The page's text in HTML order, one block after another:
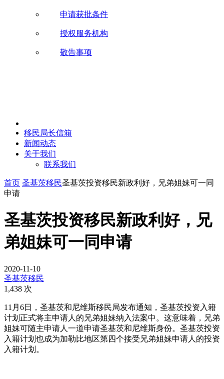
申请获批条件
授权服务机构
敬告事项
移民局长信箱
新闻动态
关于我们
联系我们
首页 圣基茨移民圣基茨投资移民新政利好，兄弟姐妹可一同
申请
圣基茨投资移民新政利好，兄
弟姐妹可一同申请
2020-11-10
圣基茨移民
1,438 次
11月6日，圣基茨和尼维斯移民局发布通知，圣基茨投资入籍
计划正式将主申请人的兄弟姐妹纳入法案中。这意味着，兄弟
姐妹可随主申请人一道申请圣基茨和尼维斯身份。圣基茨投资
入籍计划也成为加勒比地区第四个接受兄弟姐妹申请人的投资
入籍计划。